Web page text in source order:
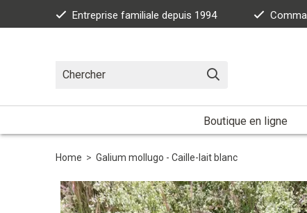
Entreprise familiale depuis 1994
Boutique en ligne
Home > Galium mollugo - Caille-lait blanc